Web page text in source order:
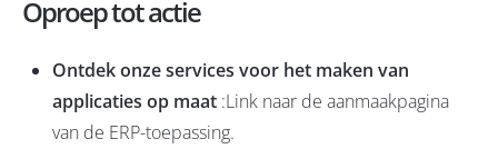
Oproep tot actie
Ontdek onze services voor het maken van
applicaties op maat :Link naar de aanmaakpagina
van de ERP-toepassing.